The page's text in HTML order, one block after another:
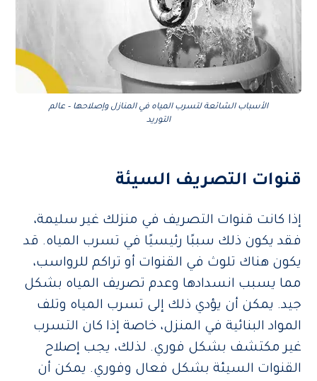
الأسباب الشائعة لتسرب المياه في المنازل وإصلاحها – عالم
التوريد
قنوات التصريف السيئة
إذا كانت قنوات التصريف في منزلك غير سليمة،
فقد يكون ذلك سببًا رئيسيًا في تسرب المياه. قد
يكون هناك تلوث في القنوات أو تراكم للرواسب،
مما يسبب انسدادها وعدم تصريف المياه بشكل
جيد. يمكن أن يؤدي ذلك إلى تسرب المياه وتلف
المواد البنائية في المنزل، خاصة إذا كان التسرب
غير مكتشف بشكل فوري. لذلك، يجب إصلاح
القنوات السيئة بشكل فعال وفوري. يمكن أن